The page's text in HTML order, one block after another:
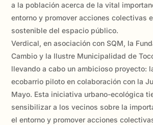
a la población acerca de la vital
entorno y promover acciones colectivas
sostenible del espacio público.
Verdical, en asociación con SQM, la
Cambio y la Ilustre Municipalidad de
llevando a cabo un ambicioso proyecto:
ecobarrio piloto en colaboración con la
Mayo. Esta iniciativa urbano-ecológica
sensibilizar a los vecinos sobre la
el entorno y promover acciones